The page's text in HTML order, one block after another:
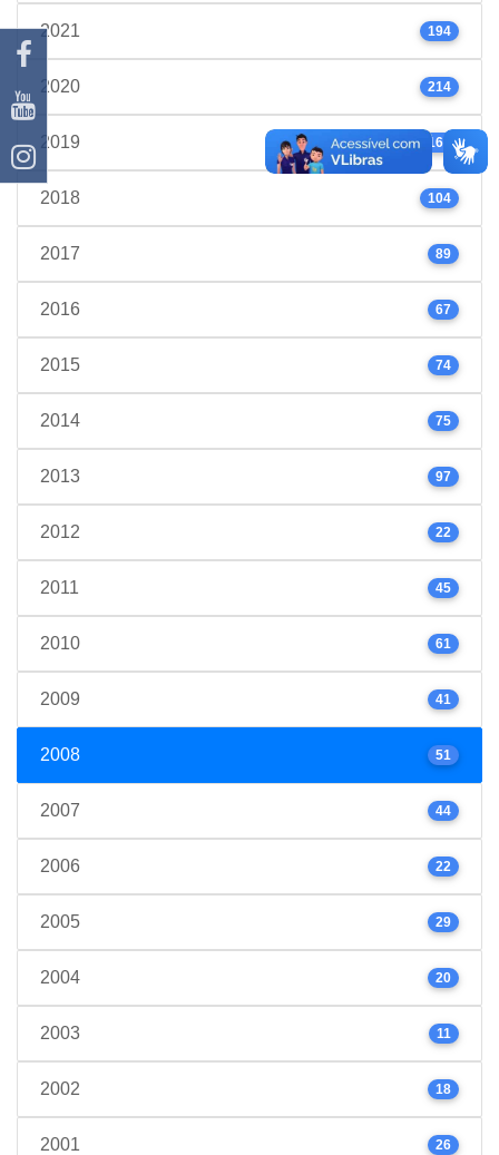
2021 194
2020 214
2019 160
2018 104
2017 89
2016 67
2015 74
2014 75
2013 97
2012 22
2011 45
2010 61
2009 41
2008 51
2007 44
2006 22
2005 29
2004 20
2003 11
2002 18
2001 26